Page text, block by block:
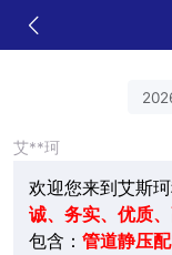
艾**珂
欢迎您来到艾斯
诚、务实、优质
包含： 管道静压